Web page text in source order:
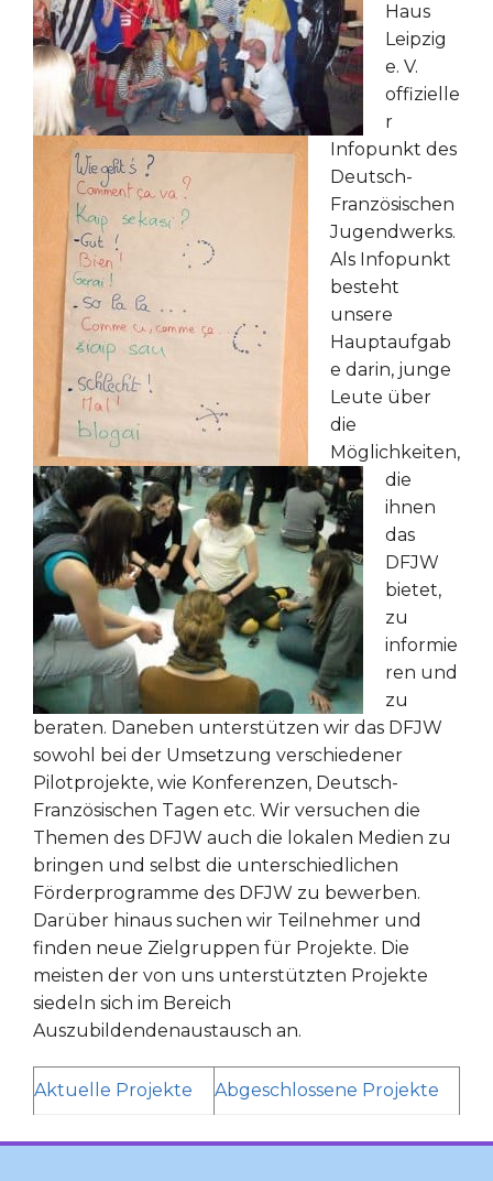
Haus
Leipzig
e. V.
offizielle
r
Infopunkt des
Deutsch-
Französischen
Jugendwerks.
Als Infopunkt
besteht
unsere
Hauptaufgab
e darin, junge
Leute über
die
Möglichkeiten,
die
ihnen
das
DFJW
bietet,
zu
informie
ren und
zu
beraten. Daneben unterstützen wir das DFJW
sowohl bei der Umsetzung verschiedener
Pilotprojekte, wie Konferenzen, Deutsch-
Französischen Tagen etc. Wir versuchen die
Themen des DFJW auch die lokalen Medien zu
bringen und selbst die unterschiedlichen
Förderprogramme des DFJW zu bewerben.
Darüber hinaus suchen wir Teilnehmer und
finden neue Zielgruppen für Projekte. Die
meisten der von uns unterstützten Projekte
siedeln sich im Bereich
Auszubildendenaustausch an.
Aktuelle Projekte Abgeschlossene Projekte